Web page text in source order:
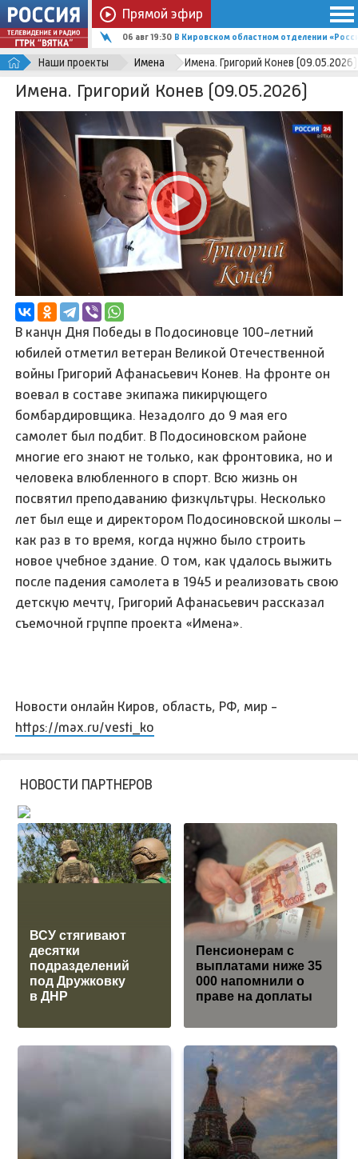
Прямой эфир
06 авг 19:30 В Кировском областном отделении
Наши проекты Имена Имена. Григорий Конев (09.05.2026)
Имена. Григорий Конев (09.05.2026)
В канун Дня Победы в Подосиновце 100-летний
юбилей отметил ветеран Великой Отечественной
войны Григорий Афанасьевич Конев. На фронте он
воевал в составе экипажа пикирующего
бомбардировщика. Незадолго до 9 мая его
самолет был подбит. В Подосиновском районе
многие его знают не только, как фронтовика, но и
человека влюбленного в спорт. Всю жизнь он
посвятил преподаванию физкультуры. Несколько
лет был еще и директором Подосиновской школы –
как раз в то время, когда нужно было строить
новое учебное здание. О том, как удалось выжить
после падения самолета в 1945 и реализовать свою
детскую мечту, Григорий Афанасьевич рассказал
съемочной группе проекта «Имена».
Новости онлайн Киров, область, РФ, мир -
https://max.ru/vesti_ko
НОВОСТИ ПАРТНЕРОВ
ВСУ стягивают
десятки
подразделений
под Дружковку
в ДНР
Пенсионерам с
выплатами ниже 35
000 напомнили о
праве на доплаты